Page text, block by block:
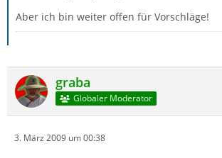
Aber ich bin weiter offen für Vorschläge!
graba
Globaler Moderator
3. März 2009 um 00:38